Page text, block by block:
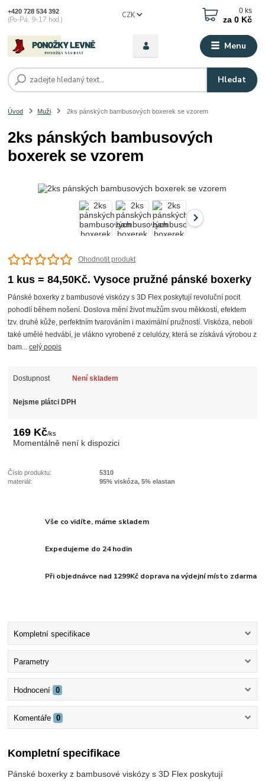
Menu
CZK
Hledat
+420 728 534 392
(Po-Pá, 9-17 hod.)
0 ks
za 0 Kč
Úvod Muži 2ks pánských bambusových boxerek se vzorem
2ks pánských bambusových
boxerek se vzorem
Ohodnotit produkt
1 kus = 84,50Kč. Vysoce pružné pánské boxerky
Pánské boxerky z bambusové viskózy s 3D Flex poskytují revoluční pocit
pohodlí během nošení. Doslova mění život mužům svou měkkostí, efektem
tzv. druhé kůže, perfektním tvarováním i maximální pružností. Viskóza, neboli
také umělé hedvábí, je vlákno vyrobené z celulózy, která se získává výrobou z
bam...celý popis
Dostupnost Není skladem
Nejsme plátci DPH
169 Kč/ks
Momentálně není k dispozici
Číslo produktu:
5310
materiál:
95% viskóza, 5% elastan
Vše co vidíte, máme skladem
Expedujeme do 24 hodin
Při objednávce nad 1299Kč doprava na výdejní místo zdarma
Kompletní specifikace
Parametry
Hodnocení 0
Komentáře 0
Kompletní specifikace
Pánské boxerky z bambusové viskózy s 3D Flex poskytují